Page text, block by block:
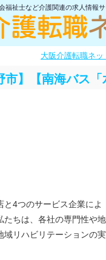
福祉士など介護関連の求人情報サ
大阪介護転職ネッ
市】【南海バス
と4つのサービス企業によ
たちは、各社の専門性や地
域リハビリテーションの実